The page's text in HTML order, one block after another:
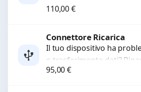
sostituiamo fotocamere
a...
110,00€
Procedi
Connettore Ricarica
Il tuo dispositivo ha
o trasferimento dati?
sostituiamo connettori di
95,00€